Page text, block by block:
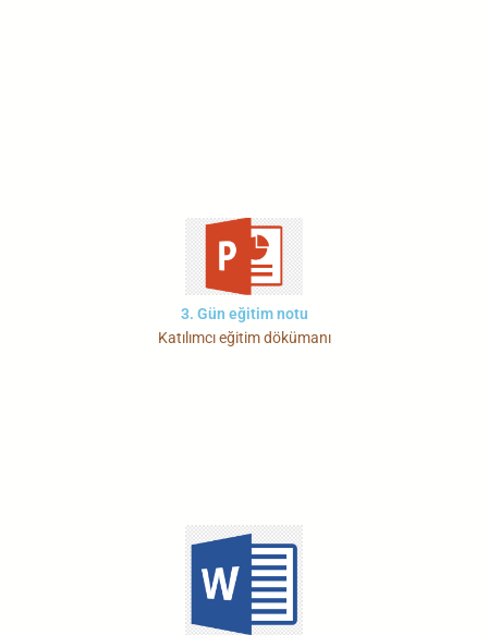
3. Gün eğitim notu
Katılımcı eğitim dökümanı